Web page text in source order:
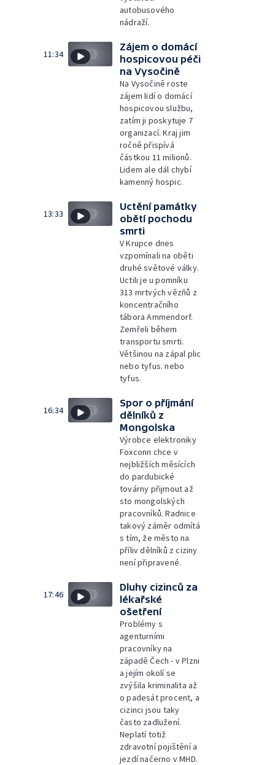
autobusového
nádraží.
11:34
Zájem o domácí
hospicovou péči
na Vysočině
Na Vysočině roste
zájem lidí o domácí
hospicovou službu,
zatím ji poskytuje 7
organizací. Kraj jim
ročně přispívá
částkou 11 milionů.
Lidem ale dál chybí
kamenný hospic.
13:33
Uctění památky
obětí pochodu
smrti
V Krupce dnes
vzpomínali na oběti
druhé světové války.
Uctili je u pomníku
313 mrtvých vězňů z
koncentračního
tábora Ammendorf.
Zemřeli během
transportu smrti.
Většinou na zápal plic
nebo tyfus. nebo
tyfus.
16:34
Spor o příjmání
dělníků z
Mongolska
Výrobce elektroniky
Foxconn chce v
nejbližších měsících
do pardubické
továrny přijmout až
sto mongolských
pracovníků. Radnice
takový záměr odmítá
s tím, že město na
příliv dělníků z ciziny
není připravené.
17:46
Dluhy cizinců za
lékařské
ošetření
Problémy s
agenturními
pracovníky na
západě Čech - v Plzni
a jejím okolí se
zvýšila kriminalita až
o padesát procent, a
cizinci jsou taky
často zadlužení.
Neplatí totiž
zdravotní pojištění a
jezdí načerno v MHD.